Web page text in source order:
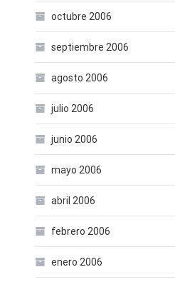
octubre 2006
septiembre 2006
agosto 2006
julio 2006
junio 2006
mayo 2006
abril 2006
febrero 2006
enero 2006